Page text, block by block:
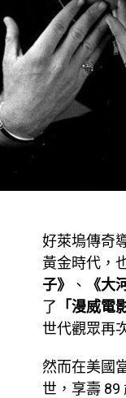
好萊塢傳奇
黃金時代，
子》
、 《大
了 「漫威電
世代觀眾再
然而在美國
世，享壽 89